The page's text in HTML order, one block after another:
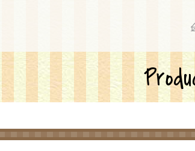
です。店内にカフェスペースも併設、真っ赤な看板